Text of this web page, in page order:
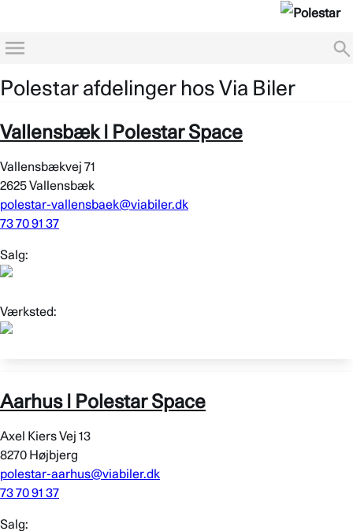
Menu
Polestar afdelinger hos Via Biler
Vallensbæk | Polestar Space
Vallensbækvej 71
2625 Vallensbæk
polestar-vallensbaek@viabiler.dk
73 70 91 37
Salg:
Værksted:
Aarhus | Polestar Space
Axel Kiers Vej 13
8270 Højbjerg
polestar-aarhus@viabiler.dk
73 70 91 37
Salg: